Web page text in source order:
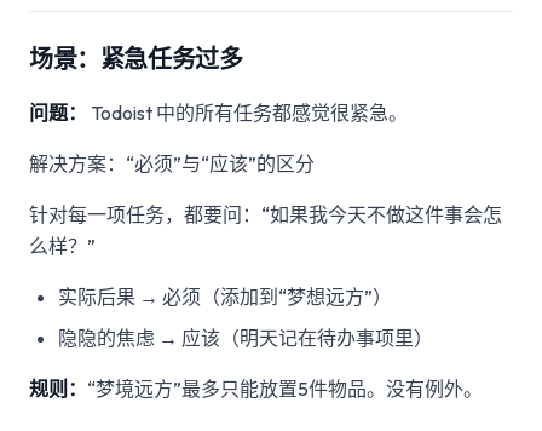
场景：紧急任务过多
问题： Todoist 中的所有任务都感觉很紧急。
解决方案：“必须”与“应该”的区分
针对每一项任务，都要问：“如果我今天不做这件事会怎
么样？”
实际后果 → 必须（添加到“梦想远方”）
隐隐的焦虑 → 应该（明天记在待办事项里）
规则： “梦境远方”最多只能放置5件物品。没有例外。